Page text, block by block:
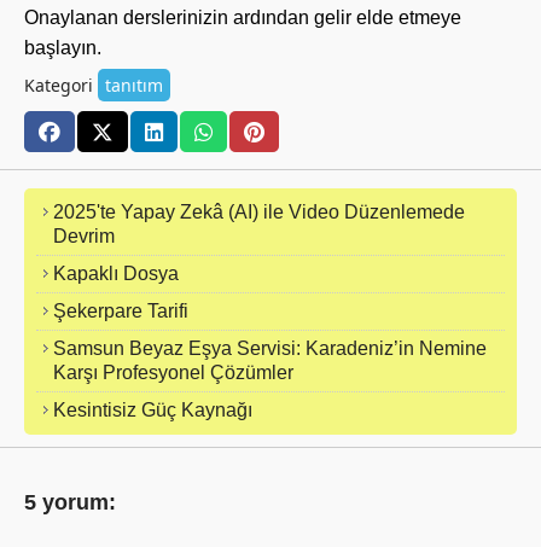
Onaylanan derslerinizin ardından gelir elde etmeye
başlayın.
Kategori tanıtım
2025'te Yapay Zekâ (AI) ile Video Düzenlemede
Devrim
Kapaklı Dosya
Şekerpare Tarifi
Samsun Beyaz Eşya Servisi: Karadeniz’in Nemine
Karşı Profesyonel Çözümler
Kesintisiz Güç Kaynağı
5 yorum: